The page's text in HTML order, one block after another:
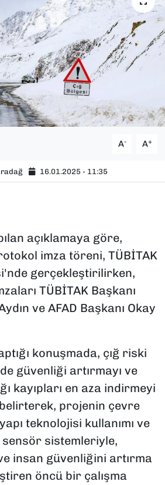
A- A+
16.01.2025 - 11:35
açıklamaya göre,
imza töreni, TÜBİTAK
gerçekleştirilirken,
TÜBİTAK Başkanı
ve AFAD Başkanı Okay
konuşmada, çığ riski
güvenliği artırmayı ve
kayıpları en aza indirmeyi
projenin çevre
teknolojisi kullanımı ve
sistemleriyle,
insan güvenliğini artırma
öncü bir çalışma